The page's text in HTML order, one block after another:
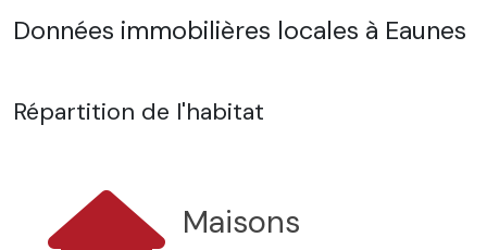
Données immobilières locales à Eaunes
Répartition de l'habitat
Maisons